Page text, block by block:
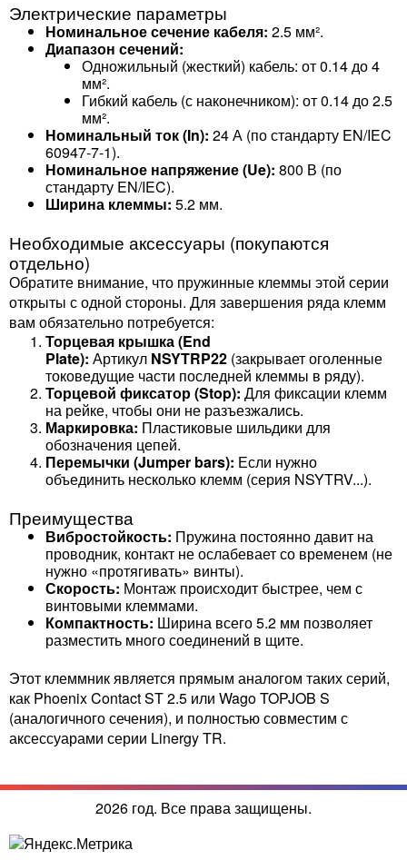
Электрические параметры
Номинальное сечение кабеля: 2.5 мм².
Диапазон сечений:
Одножильный (жесткий) кабель: от 0.14 до 4
мм².
Гибкий кабель (с наконечником): от 0.14 до 2.5
мм².
Номинальный ток (In): 24 А (по стандарту EN/IEC
60947-7-1).
Номинальное напряжение (Ue): 800 В (по
стандарту EN/IEC).
Ширина клеммы: 5.2 мм.
Необходимые аксессуары (покупаются
отдельно)
Обратите внимание, что пружинные клеммы этой серии
открыты с одной стороны. Для завершения ряда клемм
вам обязательно потребуется:
Торцевая крышка (End
Plate): Артикул NSYTRP22 (закрывает оголенные
токоведущие части последней клеммы в ряду).
Торцевой фиксатор (Stop): Для фиксации клемм
на рейке, чтобы они не разъезжались.
Маркировка: Пластиковые шильдики для
обозначения цепей.
Перемычки (Jumper bars): Если нужно
объединить несколько клемм (серия NSYTRV...).
Преимущества
Вибростойкость: Пружина постоянно давит на
проводник, контакт не ослабевает со временем (не
нужно «протягивать» винты).
Скорость: Монтаж происходит быстрее, чем с
винтовыми клеммами.
Компактность: Ширина всего 5.2 мм позволяет
разместить много соединений в щите.
Этот клеммник является прямым аналогом таких серий,
как Phoenix Contact ST 2.5 или Wago TOPJOB S
(аналогичного сечения), и полностью совместим с
аксессуарами серии Linergy TR.
2026 год. Все права защищены.